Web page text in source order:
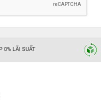
0% LÃI SUẤT